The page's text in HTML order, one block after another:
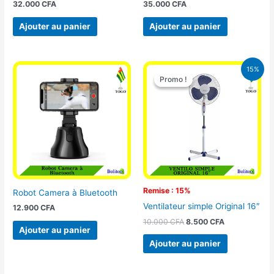
32.000CFA
Ajouter au panier
35.000 CFA
Ajouter au panier
Robot Camera à Bluetooth
12.900CFA
Ajouter au panier
15%
Promo !
Remise : 15%
Promo !
Ventilateur simple Original 16″
10.000CFA
Le
prix
initial
était :
10.000 CFA.
8.500 CFA
Le
Ajouter au panier